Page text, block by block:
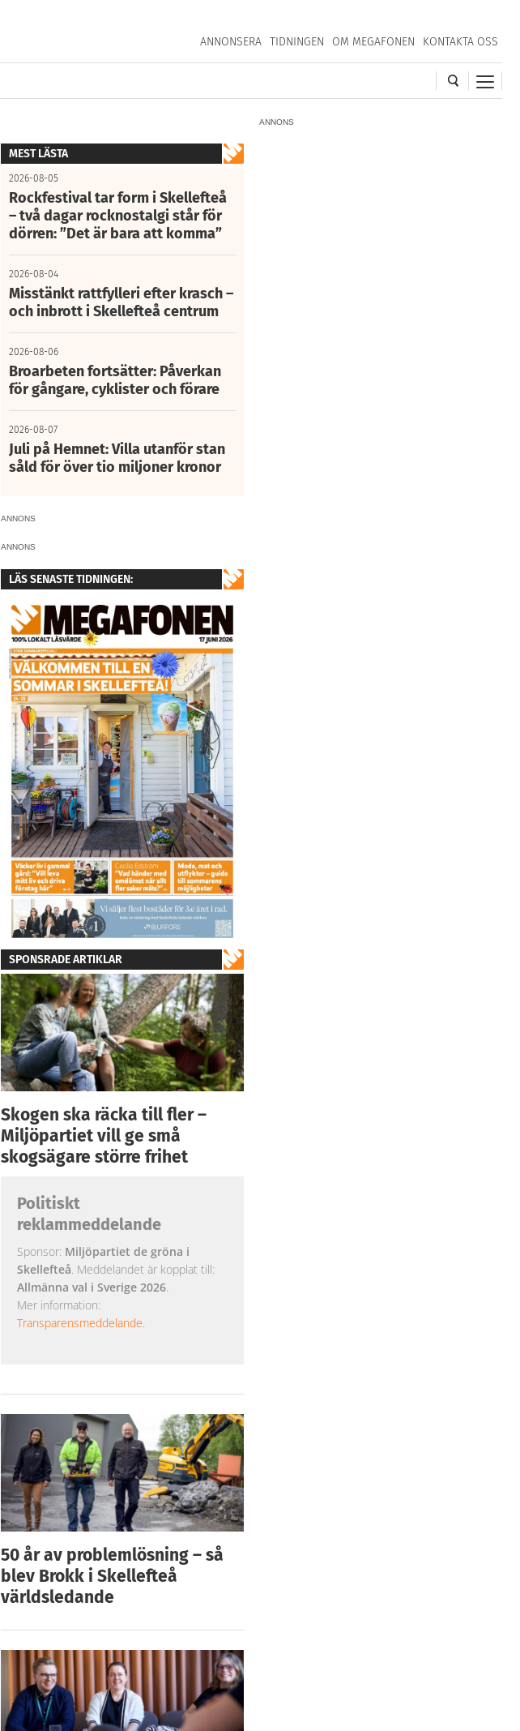
ANNONSERA TIDNINGEN OM MEGAFONEN KONTAKTA OSS
ANNONS
MEST LÄSTA
2026-08-05
Rockfestival tar form i Skellefteå
– två dagar rocknostalgi står för
dörren: ”Det är bara att komma”
2026-08-04
Misstänkt rattfylleri efter krasch –
och inbrott i Skellefteå centrum
2026-08-06
Broarbeten fortsätter: Påverkan
för gångare, cyklister och förare
2026-08-07
Juli på Hemnet: Villa utanför stan
såld för över tio miljoner kronor
ANNONS
ANNONS
LÄS SENASTE TIDNINGEN:
SPONSRADE ARTIKLAR
Skogen ska räcka till fler –
Miljöpartiet vill ge små
skogsägare större frihet
Politiskt
reklammeddelande
Sponsor: Miljöpartiet de gröna i
Skellefteå. Meddelandet är kopplat till:
Allmänna val i Sverige 2026.
Mer information:
Transparensmeddelande.
50 år av problemlösning – så
blev Brokk i Skellefteå
världsledande